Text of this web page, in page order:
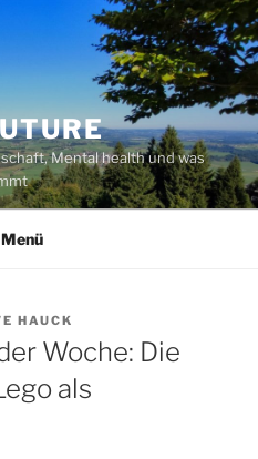
Mental health und was
Menü
HAUCK
Woche: Die
als